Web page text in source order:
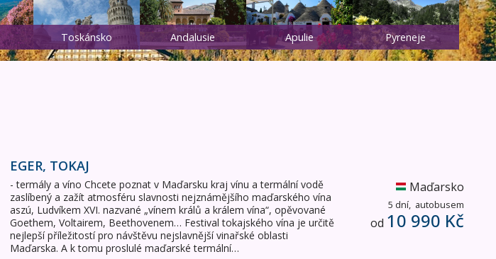
Toskánsko Andalusie Apulie Pyreneje
EGER, TOKAJ
- termály a víno Chcete poznat v Maďarsku kraj vínu a termální vodě
zaslíbený a zažít atmosféru slavnosti nejznámějšího maďarského vína
aszú, Ludvíkem XVI. nazvané „vínem králů a králem vína“, opěvované
Goethem, Voltairem, Beethovenem… Festival tokajského vína je určitě
nejlepší příležitostí pro návštěvu nejslavnější vinařské oblasti
Maďarska. A k tomu proslulé maďarské termální…
Maďarsko
5 dní, autobusem
od 10 990 Kč